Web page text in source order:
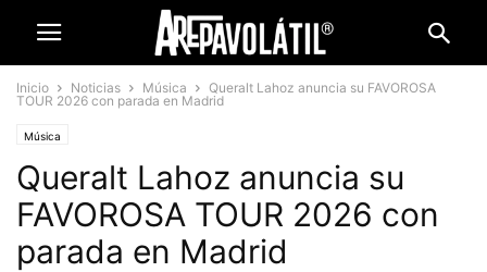
Inicio Noticias Música
Queralt Lahoz anuncia su FAVOROSA
TOUR 2026 con parada en Madrid
Música
Queralt Lahoz anuncia su
FAVOROSA TOUR 2026 con
parada en Madrid